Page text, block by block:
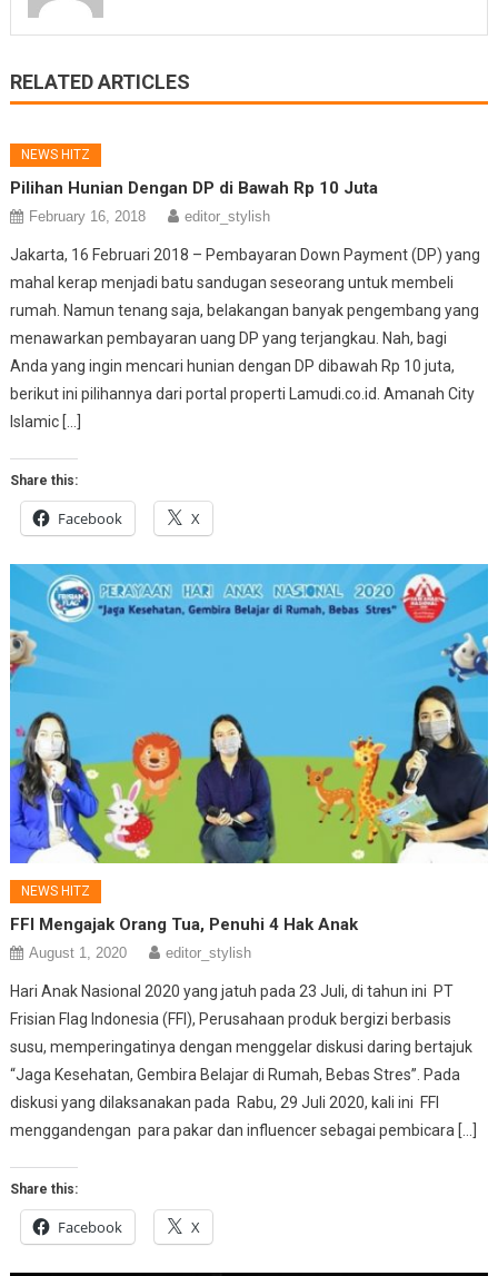
RELATED ARTICLES
NEWS HITZ
Pilihan Hunian Dengan DP di Bawah Rp 10 Juta
February 16, 2018 editor_stylish
Jakarta, 16 Februari 2018 – Pembayaran Down Payment (DP) yang
mahal kerap menjadi batu sandugan seseorang untuk membeli
rumah. Namun tenang saja, belakangan banyak pengembang yang
menawarkan pembayaran uang DP yang terjangkau. Nah, bagi
Anda yang ingin mencari hunian dengan DP dibawah Rp 10 juta,
berikut ini pilihannya dari portal properti Lamudi.co.id. Amanah City
Islamic […]
Share this:
Facebook X
NEWS HITZ
FFI Mengajak Orang Tua, Penuhi 4 Hak Anak
August 1, 2020 editor_stylish
Hari Anak Nasional 2020 yang jatuh pada 23 Juli, di tahun ini PT
Frisian Flag Indonesia (FFI), Perusahaan produk bergizi berbasis
susu, memperingatinya dengan menggelar diskusi daring bertajuk
“Jaga Kesehatan, Gembira Belajar di Rumah, Bebas Stres”. Pada
diskusi yang dilaksanakan pada Rabu, 29 Juli 2020, kali ini FFI
menggandengan para pakar dan influencer sebagai pembicara […]
Share this:
Facebook X